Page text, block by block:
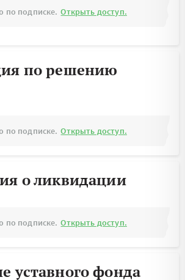
по подписке. Открыть доступ.
по решению
по подписке. Открыть доступ.
о ликвидации
по подписке. Открыть доступ.
уставного фонда